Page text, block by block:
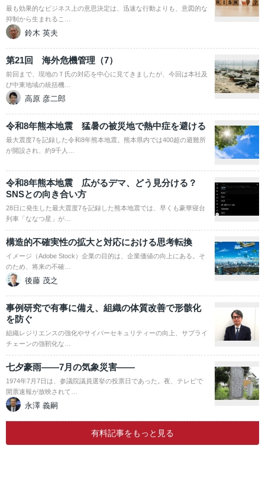
最も効果的なビジネス上の意思決定は、迅速な行動よりも、意図的な
抑制から生まれるこ…
鈴木 英夫
第21回 海外危機管理（7）
前回まで、現地のＴ氏の対応を中心に見てきましたが、今回は本社及
び中東地域の統括機…
高原 彦二郎
令和8年熊本地震 猛暑の被災地で熱中症を避ける
最大震度7を記録した令和8年熊本地震。熊本県内では400超の避難所
が開設され、約9千人…
令和8年熊本地震 広がるデマ、どう見分ける？
SNSとの向き合い方
28日に発生した最大震度7を記録した熊本地震では、早くも豪華寝台
列車「ななつ星」が…
構造的不確実性の拡大と対応における思考転換
イメージ（Adobe Stock）企業の目的は、企業価値の向上にある。そ
のため、将来の不確…
後藤 茂之
事例研究で有事に備え、組織の体質改善で形骸化
を防ぐ
組織レジリエンスの強化やサイバーセキュリティーの向上、サプライ
チェーンの強靭化な…
七夕豪雨――7月の気象災害――
1974年7月7日は、参議院議員選挙の投票日であった。夜、テレビで
開票速報が放映されて…
永澤 義嗣
有料記事をもっと見る